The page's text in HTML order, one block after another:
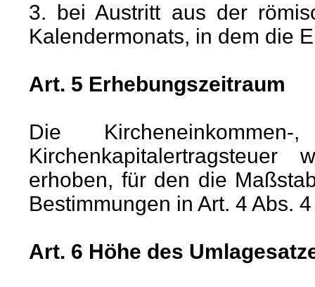
3. bei Austritt aus der
Kalendermonats, in dem die
Art. 5 Erhebungszeitraum
Die
erhoben, für den die
Bestimmungen in Art. 4 Abs.
Art. 6 Höhe des